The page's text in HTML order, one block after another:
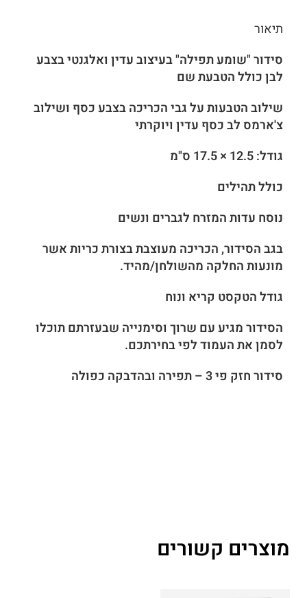
תיאור
סידור "שומע תפילה" בעיצוב עדין ואלגנטי בצבע
לבן כולל הטבעת שם
שילוב הטבעות על גבי הכריכה בצבע כסף ושילוב
צ'ארמס לב כסף עדין ויוקרתי
גודל: 12.5 × 17.5 ס"מ
כולל תהילים
נוסח עדות המזרח לגברים ונשים
בגב הסידור, הכריכה מעוצבת בצורת כריות אשר
מונעות החלקה מהשולחן/מהיד.
גודל הטקסט קריא ונוח
הסידור מגיע עם שרוך וסימנייה שבעזרתם תוכלו
לסמן את העמוד לפי בחירתכם.
סידור חזק פי 3 – תפירה ובהדבקה כפולה
מוצרים קשורים